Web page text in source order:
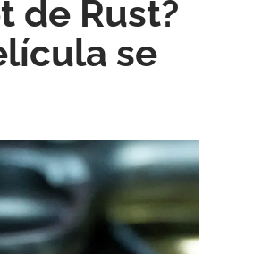
de Rust?
se